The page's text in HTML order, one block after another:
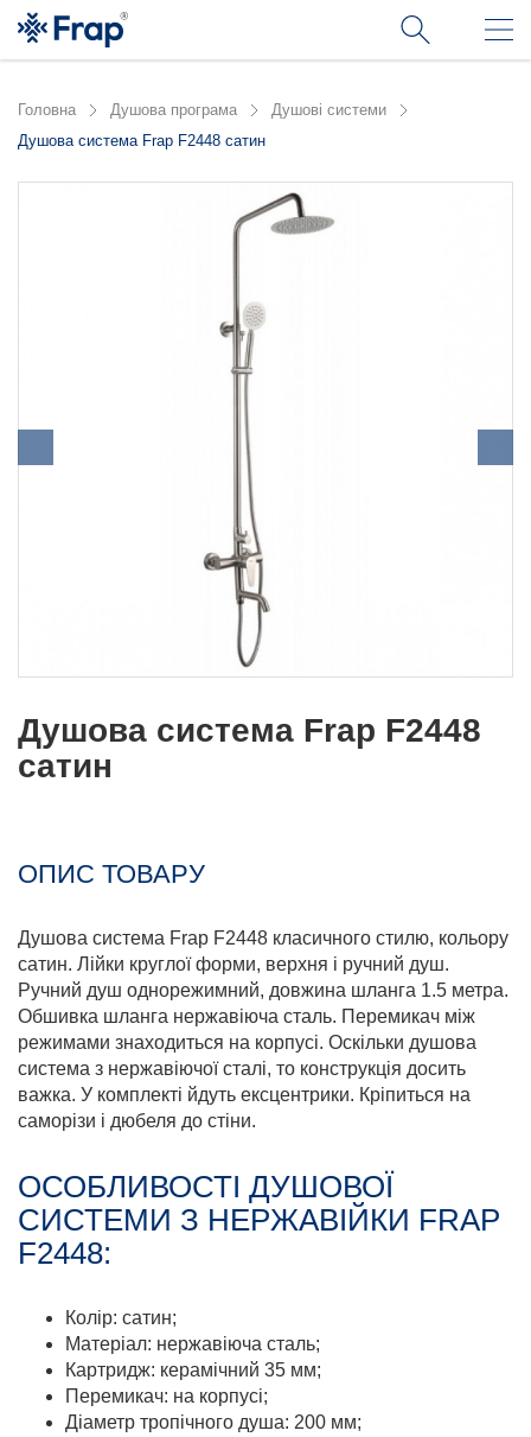
Головна Душова програма
Душові системи
Душова система Frap F2448 сатин
Душова система Frap F2448
сатин
ОПИС ТОВАРУ
Душова система Frap F2448 класичного стилю, кольору
сатин. Лійки круглої форми, верхня і ручний душ.
Ручний душ однорежимний, довжина шланга 1.5 метра.
Обшивка шланга нержавіюча сталь. Перемикач між
режимами знаходиться на корпусі. Оскільки душова
система з нержавіючої сталі, то конструкція досить
важка. У комплекті йдуть ексцентрики. Кріпиться на
саморізи і дюбеля до стіни.
ОСОБЛИВОСТІ ДУШОВОЇ
СИСТЕМИ З НЕРЖАВІЙКИ FRAP
F2448:
Колір: сатин;
Матеріал: нержавіюча сталь;
Картридж: керамічний 35 мм;
Перемикач: на корпусі;
Діаметр тропічного душа: 200 мм;